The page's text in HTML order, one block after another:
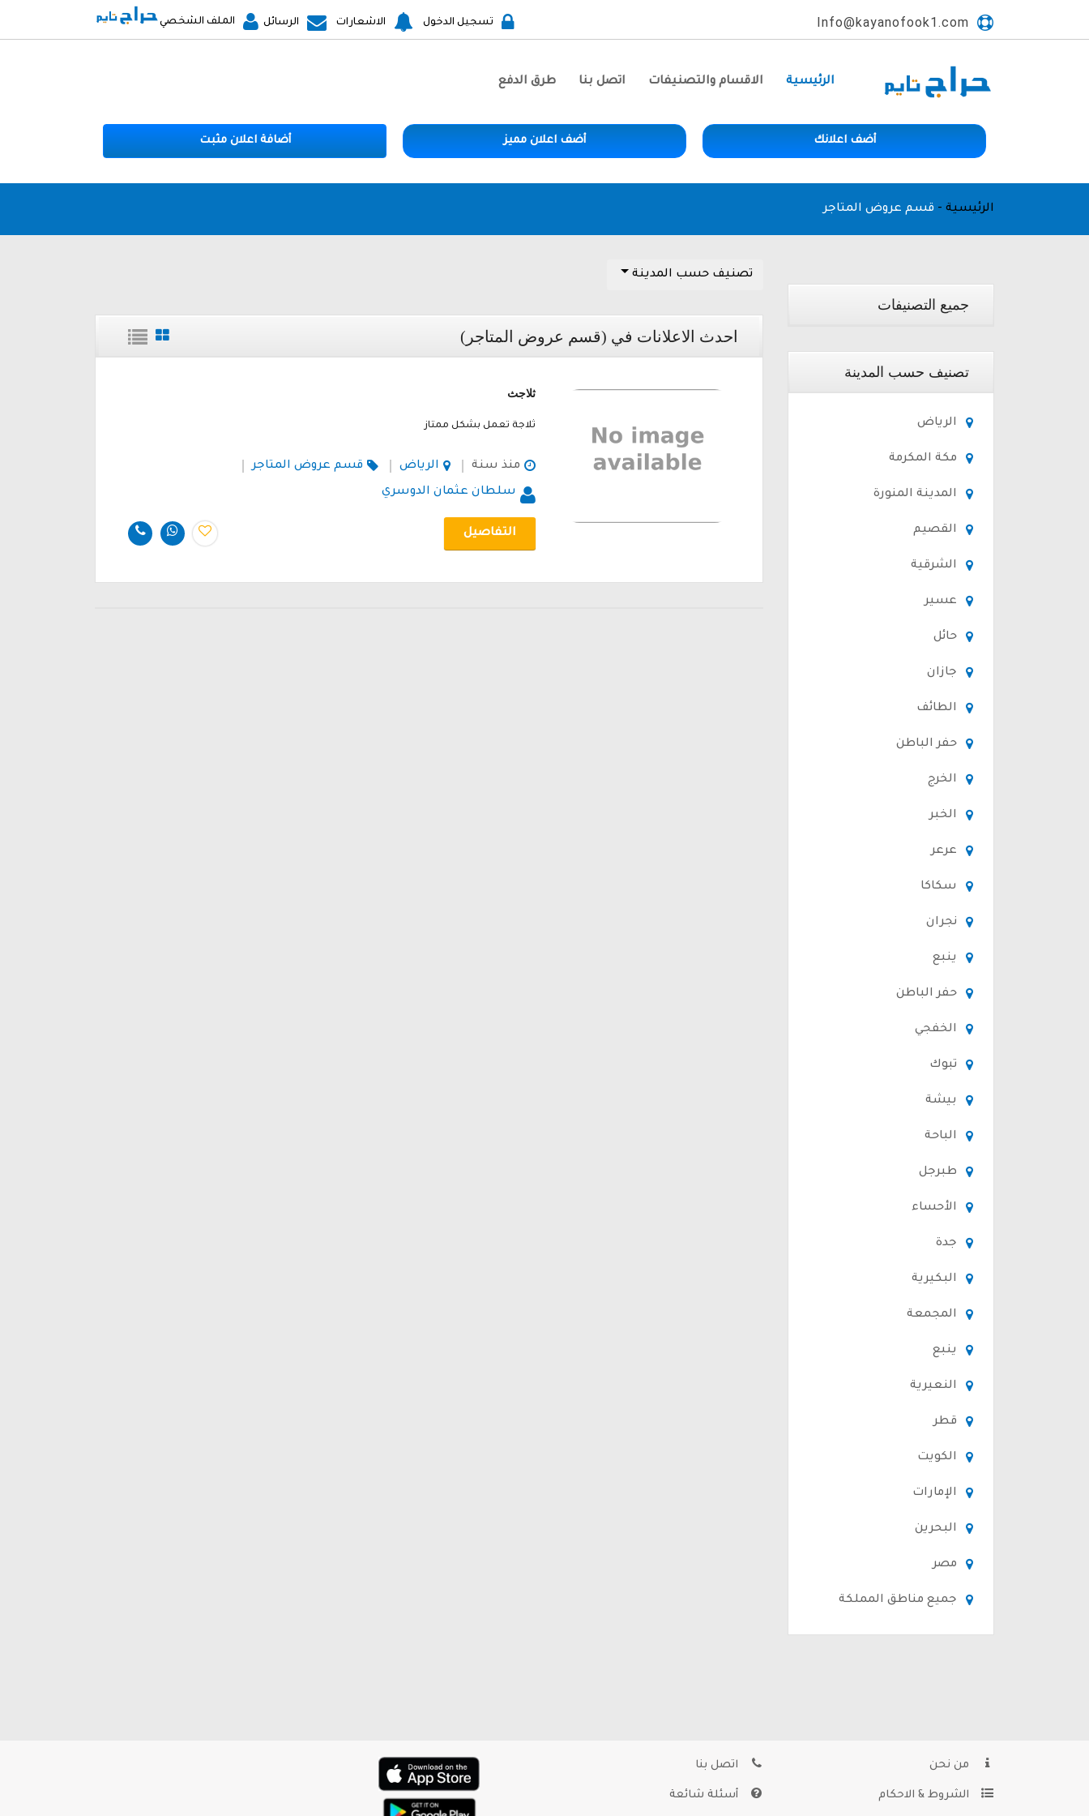
Info@kayanofook1.com الملف الشخصي الرسائل الاشعارات تسجيل الدخول
الرئيسية الاقسام والتصنيفات اتصل بنا طرق الدفع
أضف اعلانك أضف اعلان مميز أضافة اعلان مثبت
الرئيسية - قسم عروض المتاجر
تصنيف حسب المدينة
احدث الاعلانات في (قسم عروض المتاجر)
ثلاجث
ثلاجة تعمل بشكل ممتاز
منذ سنة الرياض
قسم عروض المتاجر
سلطان عثمان الدوسري
التفاصيل
جميع التصنيفات
تصنيف حسب المدينة
الرياض
مكة المكرمة
المدينة المنورة
القصيم
الشرقية
عسير
حائل
جازان
الطائف
حفر الباطن
الخرج
الخبر
عرعر
سكاكا
نجران
ينبع
حفر الباطن
الخفجي
تبوك
بيشة
الباحة
طبرجل
الأحساء
جدة
البكيرية
المجمعة
ينبع
النعيرية
قطر
الكويت
الإمارات
البحرين
مصر
جميع مناطق المملكة
من نحن
الشروط & الاحكام
اتصل بنا
أسئلة شائعة